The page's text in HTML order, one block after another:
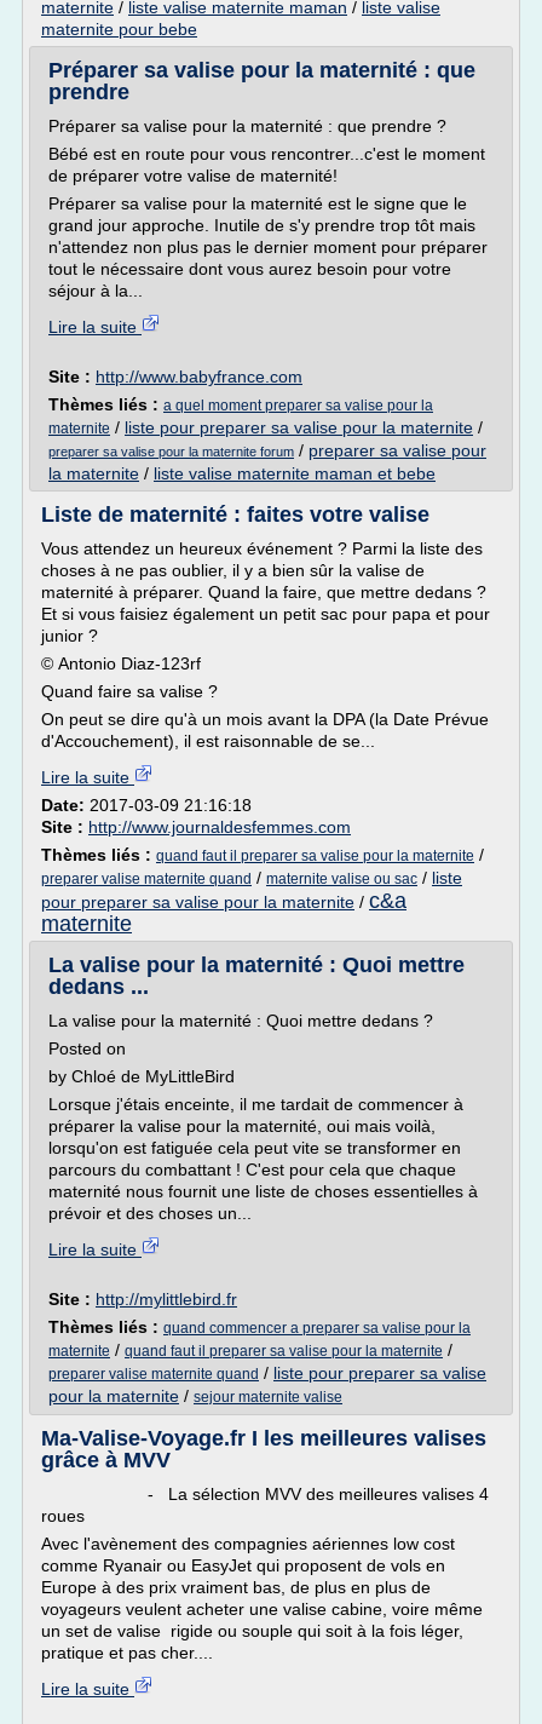
maternite / liste valise maternite maman / liste valise
maternite pour bebe
Préparer sa valise pour la maternité : que
prendre
Préparer sa valise pour la maternité : que prendre ?
Bébé est en route pour vous rencontrer...c'est le moment
de préparer votre valise de maternité!
Préparer sa valise pour la maternité est le signe que le
grand jour approche. Inutile de s'y prendre trop tôt mais
n'attendez non plus pas le dernier moment pour préparer
tout le nécessaire dont vous aurez besoin pour votre
séjour à la...
Lire la suite
Site : http://www.babyfrance.com
Thèmes liés : a quel moment preparer sa valise pour la
maternite / liste pour preparer sa valise pour la maternite /
preparer sa valise pour la maternite forum / preparer sa valise pour
la maternite / liste valise maternite maman et bebe
Liste de maternité : faites votre valise
Vous attendez un heureux événement ? Parmi la liste des
choses à ne pas oublier, il y a bien sûr la valise de
maternité à préparer. Quand la faire, que mettre dedans ?
Et si vous faisiez également un petit sac pour papa et pour
junior ?
© Antonio Diaz-123rf
Quand faire sa valise ?
On peut se dire qu'à un mois avant la DPA (la Date Prévue
d'Accouchement), il est raisonnable de se...
Lire la suite
Date: 2017-03-09 21:16:18
Site : http://www.journaldesfemmes.com
Thèmes liés : quand faut il preparer sa valise pour la maternite /
preparer valise maternite quand / maternite valise ou sac / liste
pour preparer sa valise pour la maternite / c&a
maternite
La valise pour la maternité : Quoi mettre
dedans ...
La valise pour la maternité : Quoi mettre dedans ?
Posted on
by Chloé de MyLittleBird
Lorsque j'étais enceinte, il me tardait de commencer à
préparer la valise pour la maternité, oui mais voilà,
lorsqu'on est fatiguée cela peut vite se transformer en
parcours du combattant ! C'est pour cela que chaque
maternité nous fournit une liste de choses essentielles à
prévoir et des choses un...
Lire la suite
Site : http://mylittlebird.fr
Thèmes liés : quand commencer a preparer sa valise pour la
maternite / quand faut il preparer sa valise pour la maternite /
preparer valise maternite quand / liste pour preparer sa valise
pour la maternite / sejour maternite valise
Ma-Valise-Voyage.fr I les meilleures valises
grâce à MVV
- La sélection MVV des meilleures valises 4
roues
Avec l'avènement des compagnies aériennes low cost
comme Ryanair ou EasyJet qui proposent de vols en
Europe à des prix vraiment bas, de plus en plus de
voyageurs veulent acheter une valise cabine, voire même
un set de valise rigide ou souple qui soit à la fois léger,
pratique et pas cher....
Lire la suite